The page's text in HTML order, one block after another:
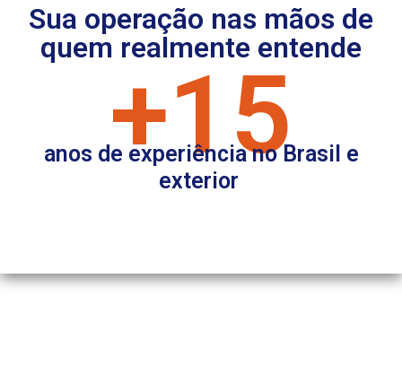
Sua operação nas mãos de
quem realmente entende
+15
anos de experiência no Brasil e
exterior c